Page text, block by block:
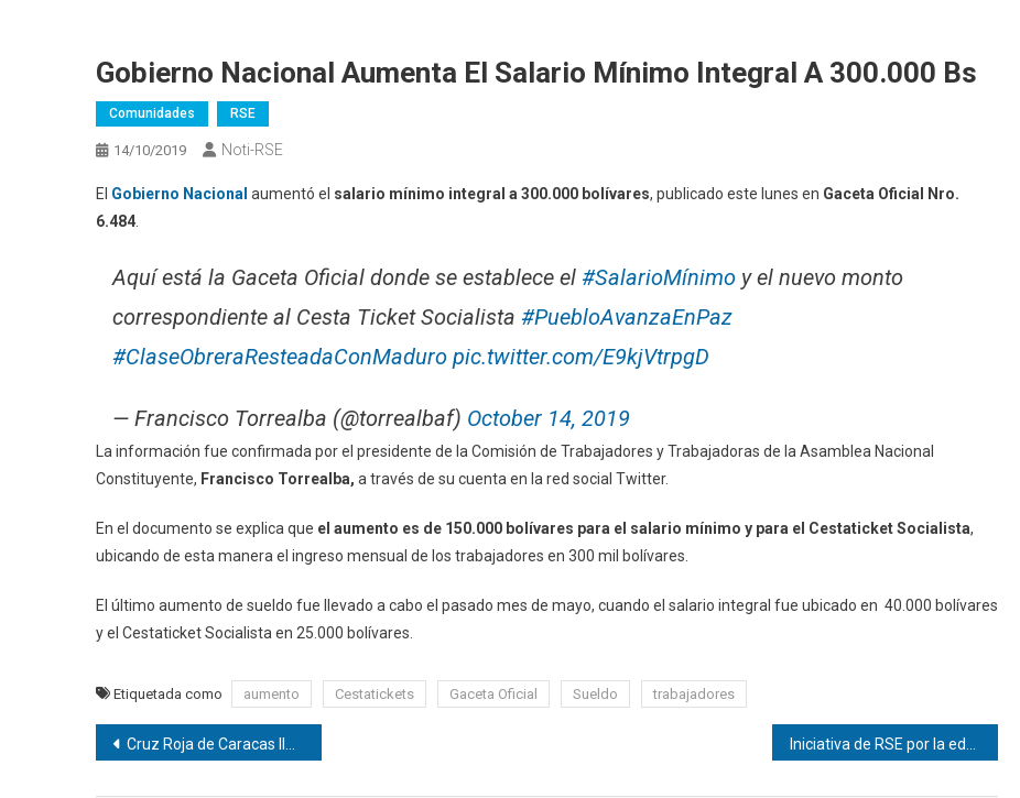
Gobierno Nacional Aumenta El Salario Mínimo Integral A 300.000 Bs
Comunidades RSE
14/10/2019 Noti-RSE
El Gobierno Nacional aumentó el salario mínimo integral a 300.000 bolívares, publicado este lunes en Gaceta Oficial Nro.
6.484.
Aquí está la Gaceta Oficial donde se establece el #SalarioMínimo y el nuevo monto
correspondiente al Cesta Ticket Socialista #PuebloAvanzaEnPaz
#ClaseObreraResteadaConMaduro pic.twitter.com/E9kjVtrpgD
— Francisco Torrealba (@torrealbaf) October 14, 2019
La información fue confirmada por el presidente de la Comisión de Trabajadores y Trabajadoras de la Asamblea Nacional
Constituyente, Francisco Torrealba, a través de su cuenta en la red social Twitter.
En el documento se explica que el aumento es de 150.000 bolívares para el salario mínimo y para el Cestaticket Socialista,
ubicando de esta manera el ingreso mensual de los trabajadores en 300 mil bolívares.
El último aumento de sueldo fue llevado a cabo el pasado mes de mayo, cuando el salario integral fue ubicado en 40.000 bolívares
y el Cestaticket Socialista en 25.000 bolívares.
Etiquetada como aumento Cestatickets Gaceta Oficial Sueldo trabajadores
Navegación
de
Cruz Roja de Caracas llevó atención primaria a la comunidad de Kennedy Iniciativa de RSE por la educación infantil